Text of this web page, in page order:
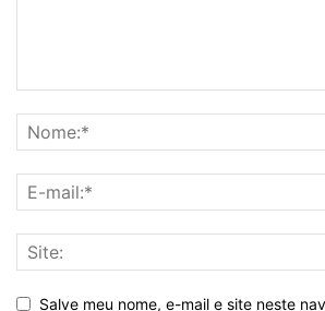
Salve meu nome, e-mail e site neste